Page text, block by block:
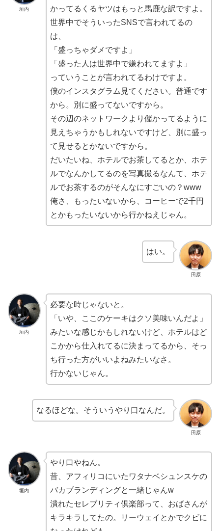
垣内
かってるくるヤツはもっと馬鹿な訳ですよ。
世界中でそういったSNSで言われてるの
は、
「盛っちゃダメですよ」
「盛った人は世界中で嫌われてますよ」
っていうことが言われてるわけですよ。
僕のインスタグラム見てください。普通です
から。別に盛ってないですから。
その辺のネットワークより儲かってるように
見えちゃうかもしれないですけど、別に盛っ
て見せるとかないですから。
だいたいね、ホテルでお茶してるとか、ホテ
ルでなんかしてるのを写真撮るなんて、ホテ
ルでお茶するのがそんなにすごいの？www
俺さ、もったいないから、コーヒーで2千円
とかもったいないから行かねえじゃん。
田原
はい。
垣内
必要な時じゃないと。
「いや、ここのケーキはクソ美味いんだよ」
みたいな感じかもしれないけど、ホテルはど
こかから仕入れてるに決まってるから、そっ
ち行った方がいいよねみたいなさ。
行かないじゃん。
田原
なるほどな。そういうやり口なんだ。
垣内
やり口やねん。
昔、アフィリコにいたワタナベシュンスケの
バカブランディングと一緒じゃんw
潰れたセレブリティ倶楽部って、おばさんが
キラキラしてたの。リーウェイとかでクビに